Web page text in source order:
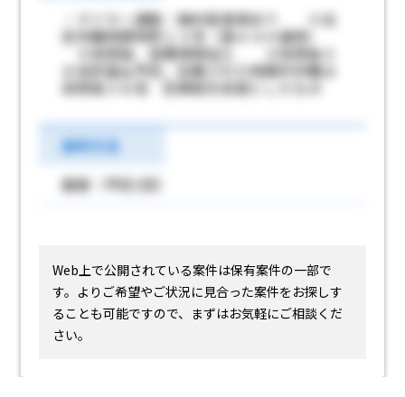
・マイカー通勤：無料駐車場あり ※法
定労働時間特例１３号（週４４Ｈ適用）
＊採用後、各種保険加入 ＊採用後３
６協定届出予定。記載された時間外労働は
採用後３６協 定締結を前提としたもの
選考方法
面接（予定1回）
Web上で公開されている案件は保有案件の一部で
す。 よりご希望やご状況に見合った案件をお探しす
ることも可能ですので、まずはお気軽にご相談くだ
さい。